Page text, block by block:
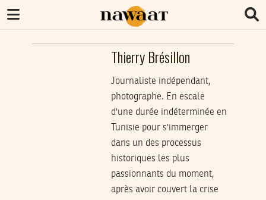
Thierry Brésillon
Journaliste indépendant,
photographe. En escale
d'une durée indéterminée en
Tunisie pour s'immerger
dans un des processus
historiques les plus
passionnants du moment,
après avoir couvert la crise